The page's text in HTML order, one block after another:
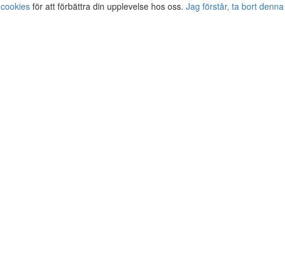
cookies för att förbättra din upplevelse hos oss. Jag förstår, ta bort